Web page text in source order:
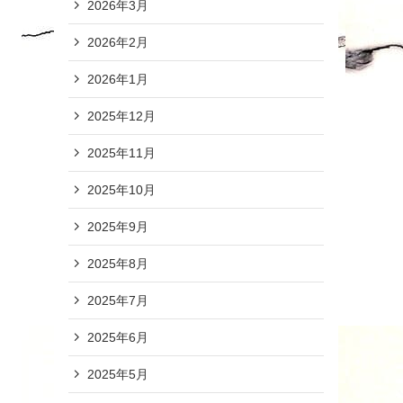
2026年3月
2026年2月
2026年1月
2025年12月
2025年11月
2025年10月
2025年9月
2025年8月
2025年7月
2025年6月
2025年5月